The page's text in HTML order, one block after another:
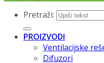
Pretraži:
PROIZVODI
Ventilacijske
Difuzori